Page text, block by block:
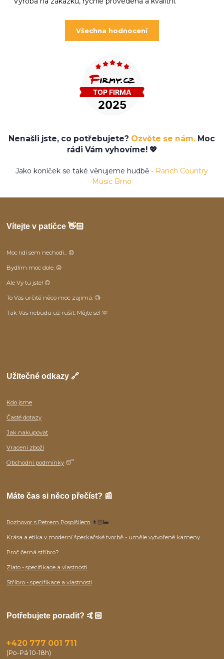
Všechna hodnocení
Nenašli jste, co potřebujete? Ozvěte se nám. Moc
rádi Vám vyhovíme! 💖
Jako koníček se také věnujeme hudbě - Ranch Country
Music Brno
Vítejte v patičce 👋🏻
Moc lidí sem nechodí... 😞
Bydlím moc dole. 😒
Ale Vy tu jste! 😊
To Vás určitě něco moc zajímá. 🧐
Tak Vás nebudu už rušit. Mějte se! 🫶
Užitečné odkazy 🔗
Kdo jsme
Časté dotazy
Jak nakupovat
Vracení zboží
Obchodní podmínky 😴
Máte čas si něco přečíst? 📰
Rozhovor s Petrem Pospíšilem 👨🏻‍🏭
Krása a etika v moderní šperkařské tvorbě - uměle vytvořené kameny
Proč černá stříbro?
Zlato - specifikace a vlastnosti
Stříbro - specifikace a vlastnosti
Potřebujete poradit? 🤙🏻
+420 777 001 711
(Po-Pá 10-18h)